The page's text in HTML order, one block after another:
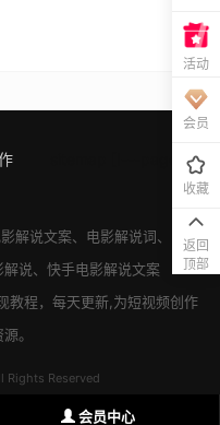
[!---page.sta
解说文案、 电影解说词、
电影
解说、 快手电影解说文案
教程，每天更新,为短视频创作
。
Rights Reserved
会员中心
活动
会员
收藏
返回
顶部